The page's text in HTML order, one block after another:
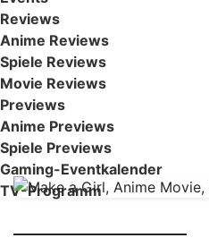
Reviews
Anime Reviews
Spiele Reviews
Movie Reviews
Previews
Anime Previews
Spiele Previews
Gaming-Eventkalender
TV-Programm